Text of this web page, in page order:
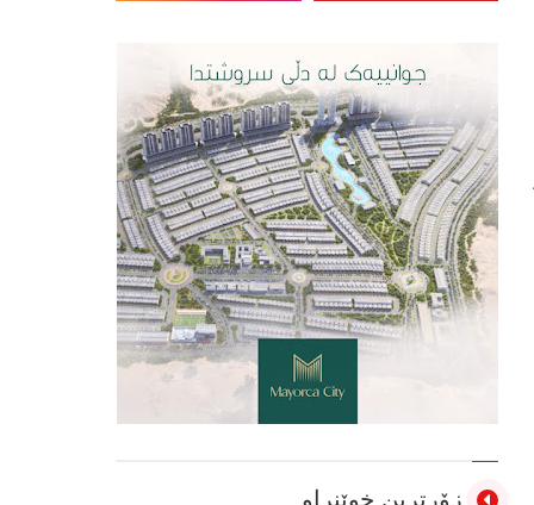
زۆرترین خوێنراو